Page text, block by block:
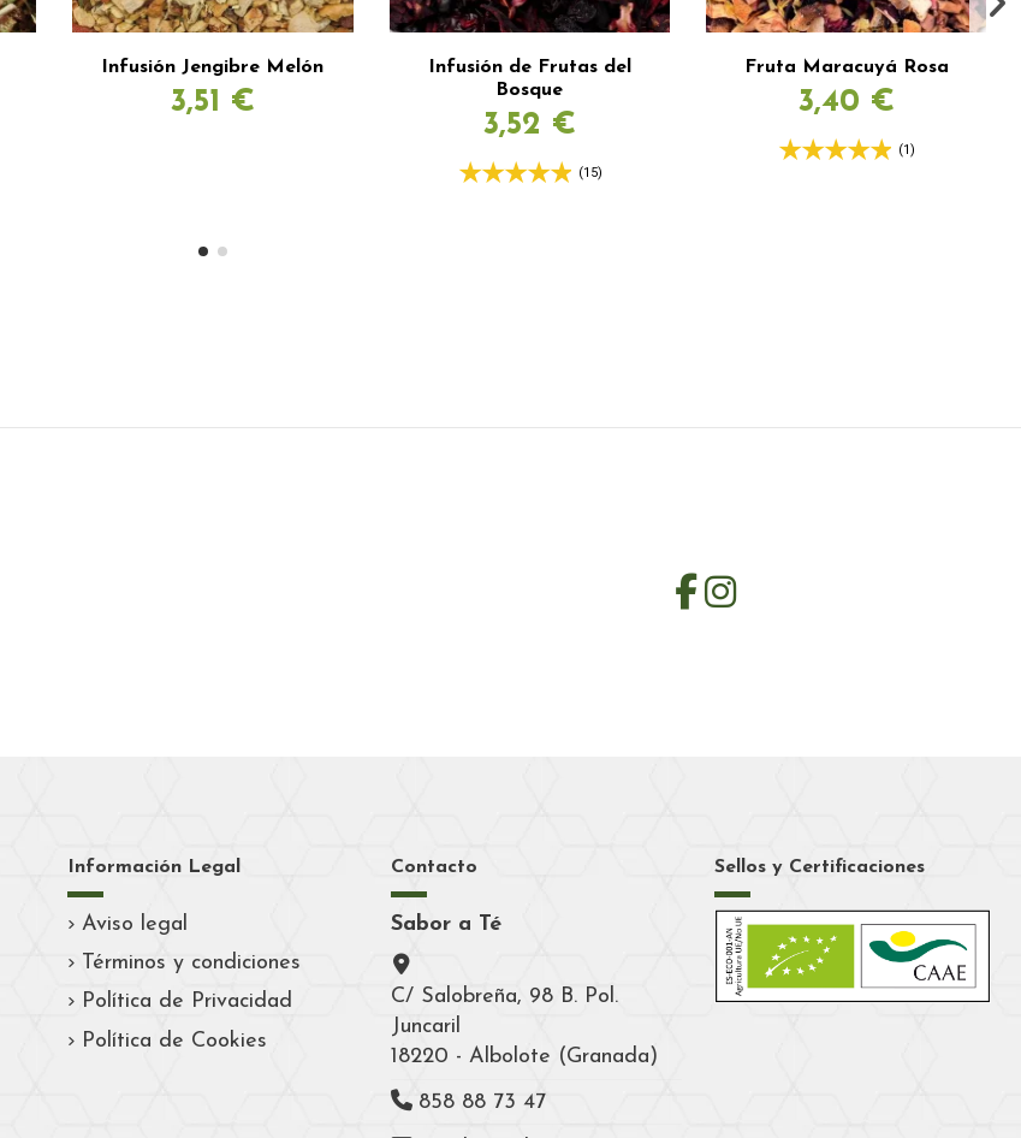
Infusión Jengibre Melón
3,51 €
Infusión de Frutas del
Bosque
3,52 €
(15)
Fruta Maracuyá Rosa
3,40 €
(1)
Información Legal
Aviso legal
Términos y condiciones
Política de Privacidad
Política de Cookies
Contacto
Sabor a Té
C/ Salobreña, 98 B. Pol.
Juncaril
18220 - Albolote (Granada)
858 88 73 47
Sellos y Certificaciones